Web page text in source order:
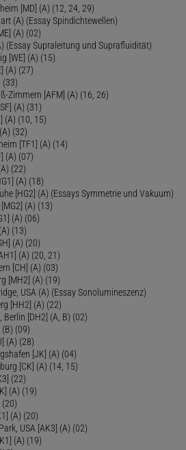
[MD] (A) (12, 24, 29)
(A) (Essay Spindichtewellen)
(A) (02)
(Essay Supraleitung und Suprafluidität)
[WE] (A) (15)
(A) (27)
(33)
Zimmern [AFM] (A) (16, 26)
(A) (31)
(A) (10, 15)
(32)
[TF1] (A) (14)
(A) (07)
(22)
(A) (18)
[HG2] (A) (Essays Symmetrie und Vakuum)
(A) (13)
(A) (06)
(13)
(A) (20)
(A) (20, 21)
[CH] (A) (03)
[MH2] (A) (19)
USA (A) (Essay Sonolumineszenz)
[HH2] (A) (22)
Berlin [DH2] (A, B) (02)
(09)
(A) (28)
[JK] (A) (04)
[CK] (A) (14, 15)
(22)
(A) (19)
(A) (20)
USA [AK3] (A) (02)
(A) (19)